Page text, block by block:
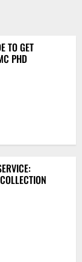
TO GET
PHD